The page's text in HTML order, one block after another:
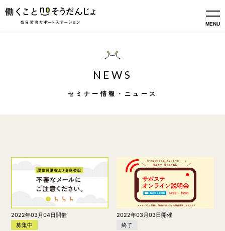
MENU
NEWS
セミナー情報・ニュース
2022年03月04日開催
募集中
2022年03月03日開催
終了